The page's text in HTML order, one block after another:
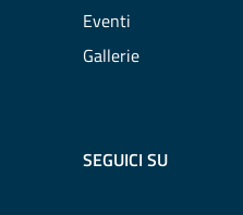
Eventi
Gallerie
SEGUICI SU